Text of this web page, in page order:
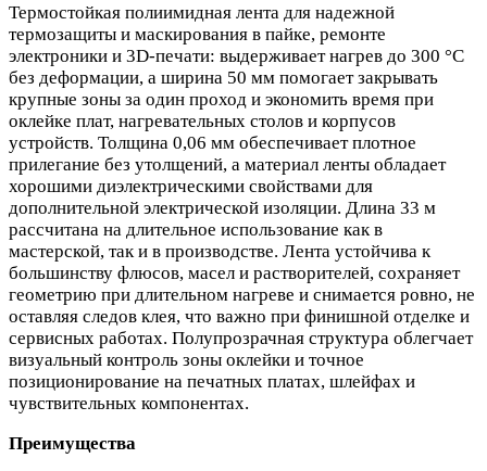
Термостойкая полиимидная лента для надежной
термозащиты и маскирования в пайке, ремонте
электроники и 3D‑печати: выдерживает нагрев до 300 °C
без деформации, а ширина 50 мм помогает закрывать
крупные зоны за один проход и экономить время при
оклейке плат, нагревательных столов и корпусов
устройств. Толщина 0,06 мм обеспечивает плотное
прилегание без утолщений, а материал ленты обладает
хорошими диэлектрическими свойствами для
дополнительной электрической изоляции. Длина 33 м
рассчитана на длительное использование как в
мастерской, так и в производстве. Лента устойчива к
большинству флюсов, масел и растворителей, сохраняет
геометрию при длительном нагреве и снимается ровно, не
оставляя следов клея, что важно при финишной отделке и
сервисных работах. Полупрозрачная структура облегчает
визуальный контроль зоны оклейки и точное
позиционирование на печатных платах, шлейфах и
чувствительных компонентах.
Преимущества